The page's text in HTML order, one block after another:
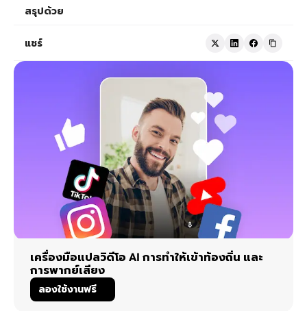
สรุปด้วย
แชร์
เครื่องมือแปลวิดีโอ AI การทำให้เข้าท้องถิ่น และ
การพากย์เสียง
ลองใช้งานฟรี